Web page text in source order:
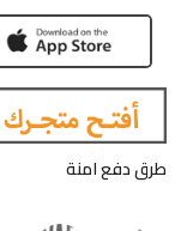
طرق دفع امنة